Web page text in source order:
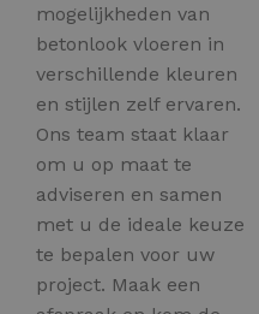
mogelijkheden van
betonlook vloeren in
verschillende kleuren
en stijlen zelf ervaren.
Ons team staat klaar
om u op maat te
adviseren en samen
met u de ideale keuze
te bepalen voor uw
project. Maak een